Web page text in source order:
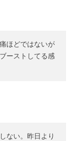
ほどではないが
ーストしてる感
ない。昨日より